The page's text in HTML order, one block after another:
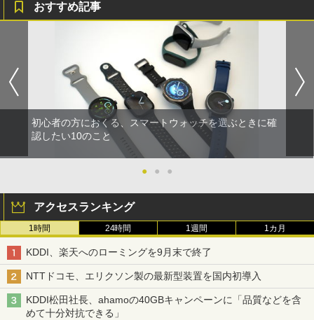
おすすめ記事
初心者の方におくる、スマートウォッチを選ぶときに確
認したい10のこと
● ● ●
アクセスランキング
1時間 24時間 1週間 1カ月
KDDI、楽天へのローミングを9月末で終了
NTTドコモ、エリクソン製の最新型装置を国内初導入
KDDI松田社長、ahamoの40GBキャンペーンに「品質などを含
めて十分対抗できる」